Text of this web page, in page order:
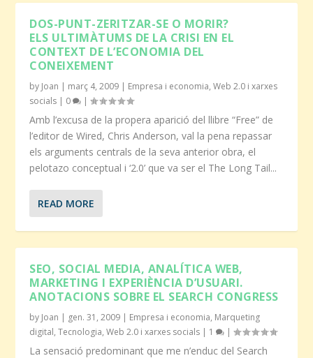
DOS-PUNT-ZERITZAR-SE O MORIR?
ELS ULTIMÀTUMS DE LA CRISI EN EL
CONTEXT DE L’ECONOMIA DEL
CONEIXEMENT
by Joan | març 4, 2009 | Empresa i economia,Web 2.0 i xarxes
socials | 0 |
Amb l’excusa de la propera aparició del llibre “Free” de
l’editor de Wired, Chris Anderson, val la pena repassar
els arguments centrals de la seva anterior obra, el
pelotazo conceptual i ‘2.0’ que va ser el The Long Tail...
READ MORE
SEO, SOCIAL MEDIA, ANALÍTICA WEB,
MARKETING I EXPERIÈNCIA D’USUARI.
ANOTACIONS SOBRE EL SEARCH CONGRESS
by Joan | gen. 31, 2009 | Empresa i economia, Marqueting
digital,Tecnologia,Web 2.0 i xarxes socials | 1 |
La sensació predominant que me n’enduc del Search